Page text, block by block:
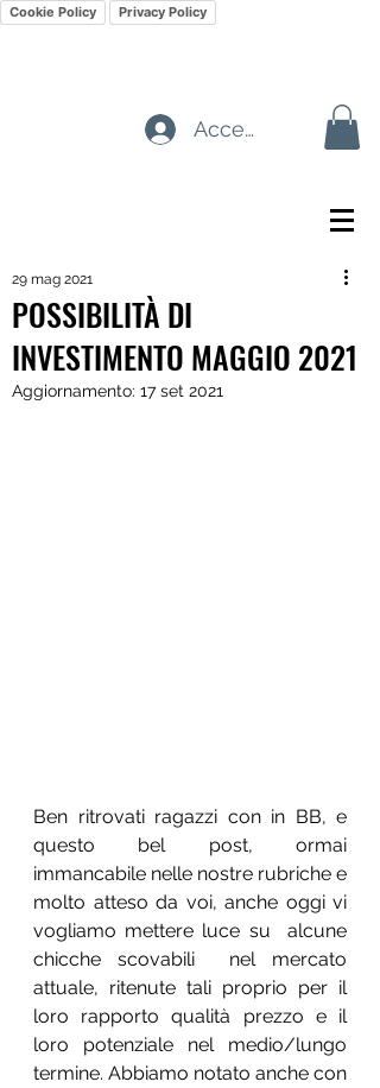
Cookie Policy Privacy Policy
Accedi
POSSIBILITÀ DI
INVESTIMENTO MAGGIO 2021
29 mag 2021
Aggiornamento: 17 set 2021
Ben ritrovati ragazzi con in BB, e
questo bel post, ormai
immancabile nelle nostre rubriche e
molto atteso da voi, anche oggi vi
vogliamo mettere luce su  alcune
chicche scovabili  nel mercato
attuale, ritenute tali proprio per il
loro rapporto qualità prezzo e il
loro potenziale nel medio/lungo
termine. Abbiamo notato anche con